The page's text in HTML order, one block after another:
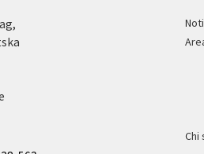
Chi